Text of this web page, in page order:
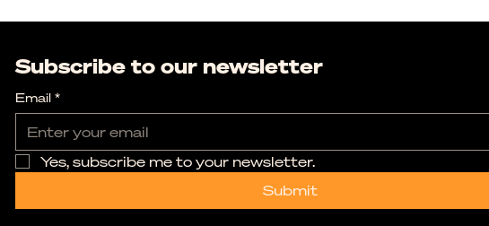
Subscribe to our newsletter
Email *
Yes, subscribe me to your newsletter.
Submit